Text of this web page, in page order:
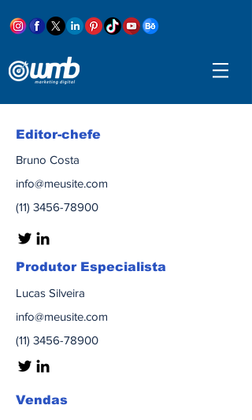
Editor-chefe
Bruno Costa
info@meusite.com
(11) 3456-78900
Produtor Especialista
Lucas Silveira
info@meusite.com
(11) 3456-78900
Vendas